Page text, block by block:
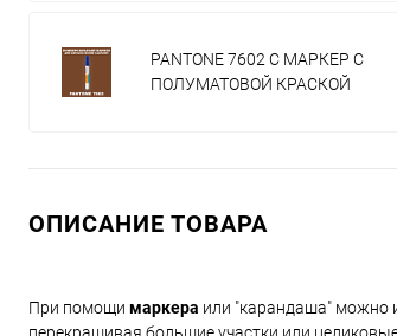
PANTONE 7602 C МАРКЕР С
ПОЛУМАТОВОЙ КРАСКОЙ
ОПИСАНИЕ ТОВАРА
При помощи маркера или "карандаша" можно